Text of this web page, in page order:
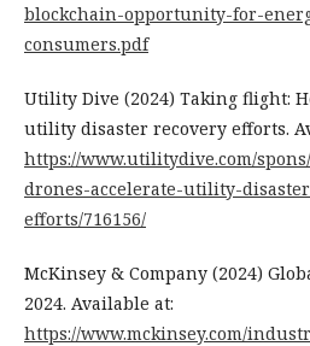
blockchain-opportunity-for-
consumers.pdf
Utility Dive (2024) Taking flight:
utility disaster recovery efforts.
https://www.utilitydive.com/
drones-accelerate-utility-
efforts/716156/
McKinsey & Company (2024)
2024. Available at:
https://www.mckinsey.com/